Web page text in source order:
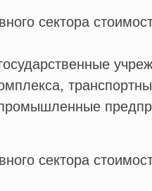
сектора
сектора